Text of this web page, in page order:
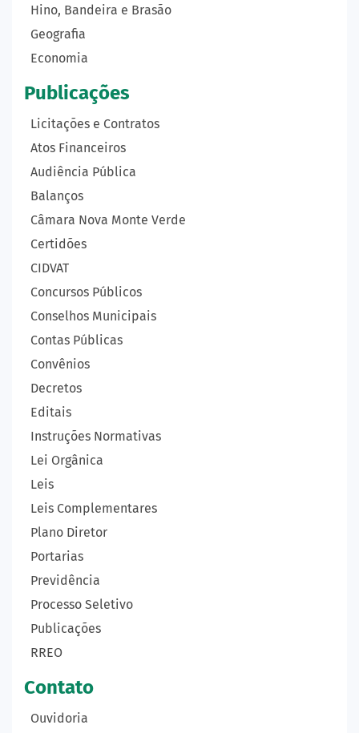
Hino, Bandeira e Brasão
Geografia
Economia
Publicações
Licitações e Contratos
Atos Financeiros
Audiência Pública
Balanços
Câmara Nova Monte Verde
Certidões
CIDVAT
Concursos Públicos
Conselhos Municipais
Contas Públicas
Convênios
Decretos
Editais
Instruções Normativas
Lei Orgânica
Leis
Leis Complementares
Plano Diretor
Portarias
Previdência
Processo Seletivo
Publicações
RREO
Contato
Ouvidoria